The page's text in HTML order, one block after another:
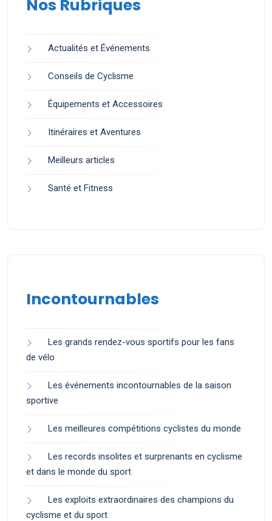
Nos Rubriques
Actualités et Événements
Conseils de Cyclisme
Équipements et Accessoires
Itinéraires et Aventures
Meilleurs articles
Santé et Fitness
Incontournables
Les grands rendez-vous sportifs pour les fans
de vélo
Les événements incontournables de la saison
sportive
Les meilleures compétitions cyclistes du monde
Les records insolites et surprenants en cyclisme
et dans le monde du sport
Les exploits extraordinaires des champions du
cyclisme et du sport